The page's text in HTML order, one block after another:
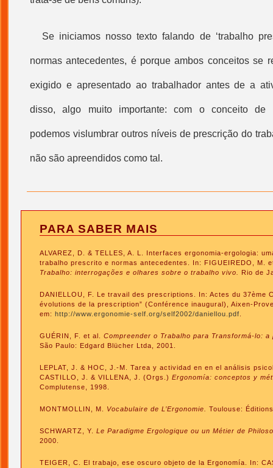
Se iniciamos nosso texto falando de ‘trabalho
normas antecedentes, é porque ambos conceitos se
exigido e apresentado ao trabalhador antes de a
disso, algo muito importante: com o conceito de
podemos vislumbrar outros níveis de prescrição do
não são apreendidos como tal.
PARA SABER MAIS
ALVAREZ, D. & TELLES, A. L. Interfaces ergonomia-ergologia:
trabalho prescrito e normas antecedentes. In: FIGUEIREDO, M.
Trabalho: interrogações e olhares sobre o trabalho vivo.
Rio de
DANIELLOU, F. Le travail des prescriptions. In: Actes du 37ème
évolutions de la prescription” (Conférence inaugural), Aixen-
em: http://www.ergonomie-self.org/self2002/daniellou.pdf
GUÉRIN, F. et al. Compreender o Trabalho para Transformá-lo:
São Paulo: Edgard Blücher Ltda, 2001.
LEPLAT, J. & HOC, J.-M. Tarea y actividad en en el análisis
CASTILLO, J. & VILLENA, J. (Orgs.) Ergonomía: conceptos y
Complutense, 1998.
MONTMOLLIN, M. Vocabulaire de L’Ergonomie. Toulouse:
SCHWARTZ, Y. Le Paradigme Ergologique ou un Métier de
2000.
TEIGER, C. El trabajo, ese oscuro objeto de la Ergonomía. In: